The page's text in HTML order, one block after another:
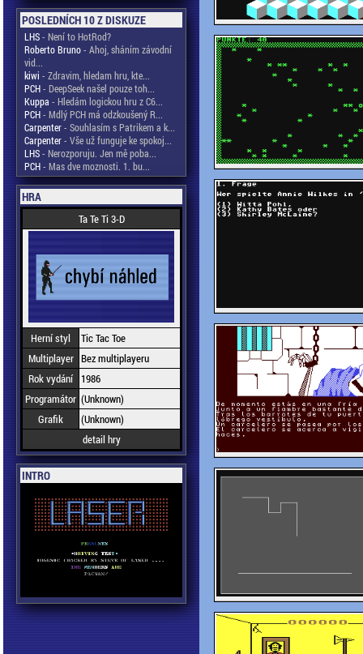
POSLEDNÍCH 10 Z DISKUZE
LHS- Není to HotRod?
Roberto Bruno- Ahoj, sháním závodní
vid...
kiwi - Zdravim, hledam hru, kte...
PCH- DeepSeek našel pouze toh...
Kuppa - Hledám logickou hru z C6...
PCH- Mdlý PCH má odzkoušený R...
Carpenter- Souhlasím s Patrikem a k...
Carpenter- Vše už funguje ke spokoj...
LHS- Nerozporuju. Jen mě poba...
PCH- Mas dve moznosti. 1. bu...
HRA
Ta Te Ti 3-D
Herní styl
Tic Tac Toe
Multiplayer Bez multiplayeru
Rok vydání
1986
Programátor (Unknown)
Grafik
(Unknown)
detail hry
INTRO